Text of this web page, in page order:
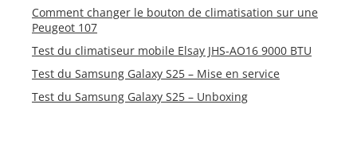
Comment changer le bouton de climatisation sur une
Peugeot 107
Test du climatiseur mobile Elsay JHS-AO16 9000 BTU
Test du Samsung Galaxy S25 – Mise en service
Test du Samsung Galaxy S25 – Unboxing